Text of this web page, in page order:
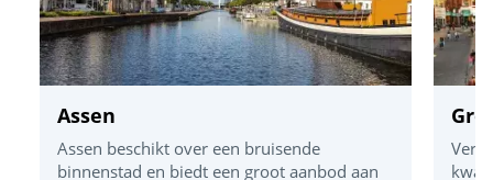
Assen
Assen beschikt over een bruisende
binnenstad en biedt een groot aanbod aan